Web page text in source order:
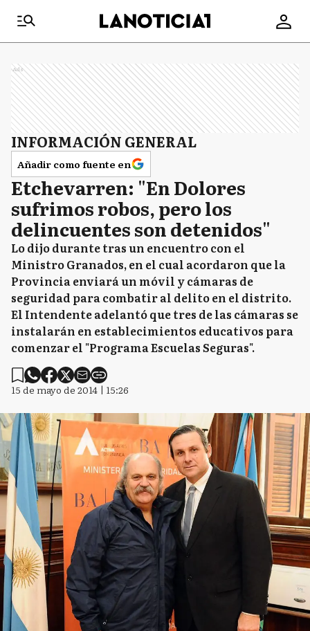
Ads
INFORMACIÓN GENERAL
Añadir como fuente en
Etchevarren: "En Dolores
sufrimos robos, pero los
delincuentes son detenidos"
Lo dijo durante tras un encuentro con el
Ministro Granados, en el cual acordaron que la
Provincia enviará un móvil y cámaras de
seguridad para combatir al delito en el distrito.
El Intendente adelantó que tres de las cámaras se
instalarán en establecimientos educativos para
comenzar el "Programa Escuelas Seguras".
15 de mayo de 2014 | 15:26